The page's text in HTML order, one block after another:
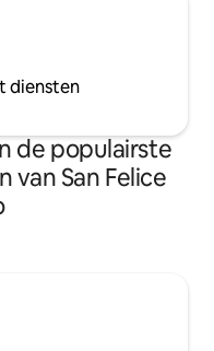
diensten
de populairste
van San Felice